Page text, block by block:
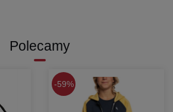
Polecamy
59%